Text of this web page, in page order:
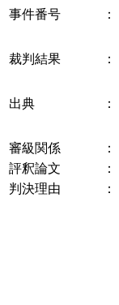
事件番号 ：
裁判結果 ：
出典 ：
審級関係
：
評釈論文
：
判決理由
：